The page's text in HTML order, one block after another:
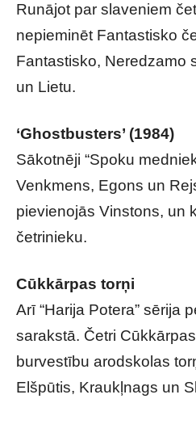
Runājot par slaveniem
nepieminēt Fantastisko
Fantastisko, Neredzamo
un Lietu.
‘Ghostbusters’ (1984)
Sākotnēji “Spoku
Venkmens, Egons un
pievienojās Vinstons, un
četrinieku.
Cūkkārpas torņi
Arī “Harija Potera” sērija
sarakstā. Četri
burvestību arodskolas
Elšpūtis, Kraukļnags un